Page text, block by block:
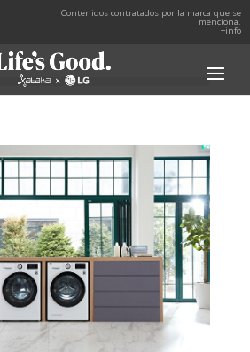
Contenidos contratados por la marca que se
menciona.
+info